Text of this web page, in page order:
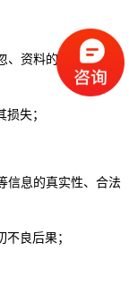
资料的丢失或毁坏
失；
信息的真实性、合法
良后果；